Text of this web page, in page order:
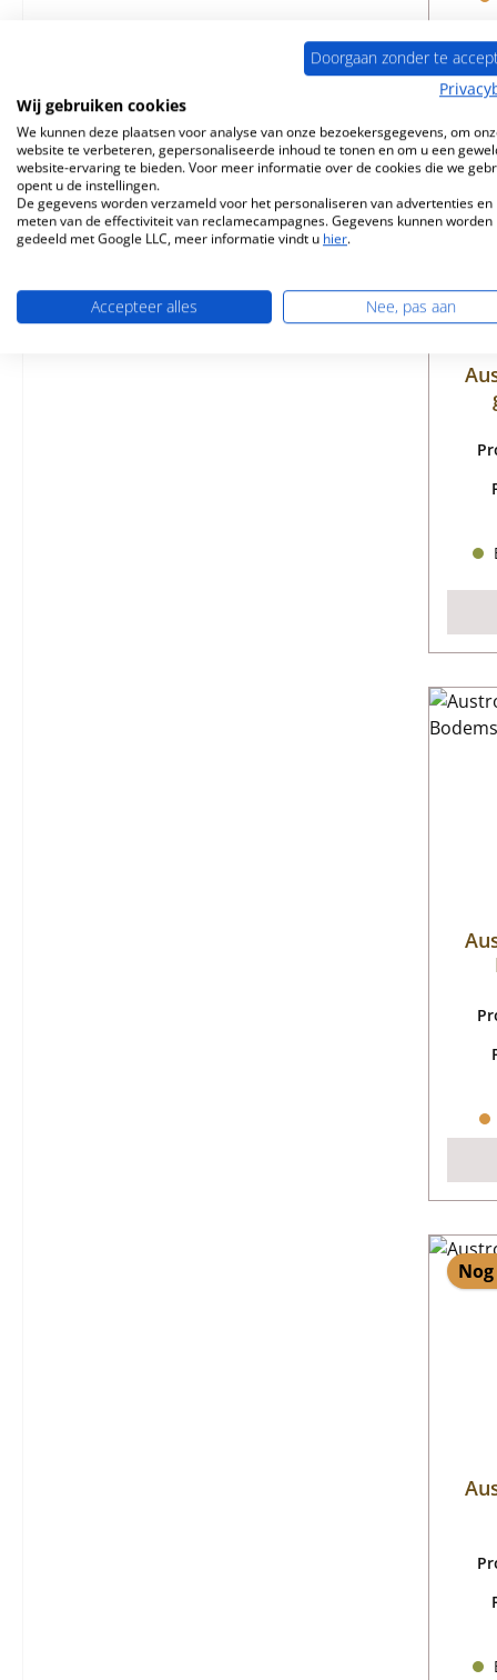
Doorgaan zonder te
Wij gebruiken cookies
We kunnen deze plaatsen voor analyse van onze bezoekersgegevens, om
website te verbeteren, gepersonaliseerde inhoud te tonen en om u een
website-ervaring te bieden. Voor meer informatie over de cookies die we
opent u de instellingen.
De gegevens worden verzameld voor het personaliseren van advertenties en
meten van de effectiviteit van reclamecampagnes. Gegevens kunnen worden
gedeeld met Google LLC, meer informatie vindt u hier.
Accepteer alles Nee, pas aan